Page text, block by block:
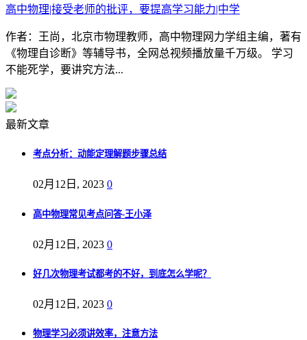
高中物理|接受老师的批评，要提高学习能力|中学
作者：王尚，北京市物理教师，高中物理网力学组主编，著有
《物理自诊断》等辅导书，全网总视频播放量千万级。 学习
不能死学，要讲究方法...
最新文章
考点分析：动能定理解题步骤总结
02月12日, 2023 0
高中物理常见考点问答-王小泽
02月12日, 2023 0
好几次物理考试都考的不好，到底怎么学呢？
02月12日, 2023 0
物理学习必须讲效率，注意方法